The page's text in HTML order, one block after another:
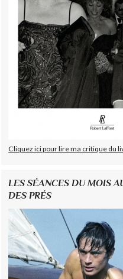
Cliquez ici pour lire ma critique du
LES SÉANCES DU MOIS
DES PRÉS